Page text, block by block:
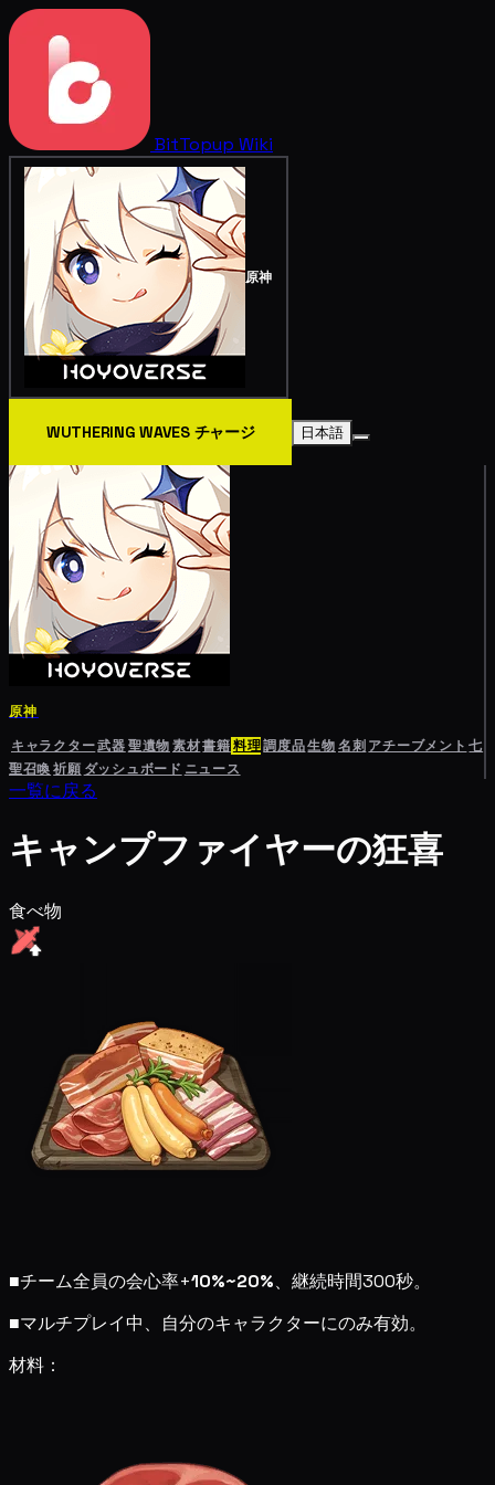
BitTopup Wiki
原神
WUTHERING WAVES チャージ 日本語
原神
キャラクター武器聖遺物素材書籍料理調度品生物名刺 アチーブメント 七
聖召喚祈願 ダッシュボード ニュース
一覧に戻る
キャンプファイヤーの狂喜
食べ物
■チーム全員の会心率+10%~20%、継続時間300秒。
■マルチプレイ中、自分のキャラクターにのみ有効。
材料：